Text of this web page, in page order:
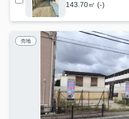
143.70㎡ (-)
売地